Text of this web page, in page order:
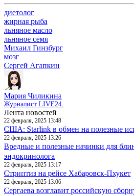
диетолог
жирная рыба
льняное масло
льняное семя
Михаил Гинзбург
мозг
Сергей Агапкин
Мария Чиликина
Журналист LIVE24.
Лента новостей
22 февраля, 2025 13:48
США: Starlink в обмен на полезные
22 февраля, 2025 13:26
Вредные и полезные начинки для
эндокринолога
22 февраля, 2025 13:17
Стриптиз на рейсе Хабаровск-Пхукет
22 февраля, 2025 13:06
Сергаева возглавит российскую